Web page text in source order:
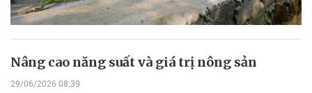
Nâng cao năng suất và giá trị nông sản
29/06/2026 08:39